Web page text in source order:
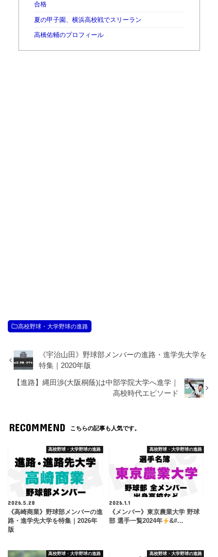
合格
夏の甲子園、横浜高校戦でスリーラン
高橋佑輔のプロフィール
高校野球・大学野球の進路
《宇治山田》野球部メンバーの進路・進学先大学を
特集｜2020年版
【進路】縄田渉(大阪桐蔭)は中部学院大学へ進学｜
高校時代エピソード
RECOMMEND こちらの記事も人気です。
高校野球・大学野球の進路
2026.5.28
《高崎商業》野球部メンバーの進
路・進学先大学を特集｜2026年
版
高校野球・大学野球の進路
2026.1.1
《メンバー》東京農業大学 野球
部 選手一覧2024年
&#…
高校野球・大学野球の進路 高校野球・大学野球の進路